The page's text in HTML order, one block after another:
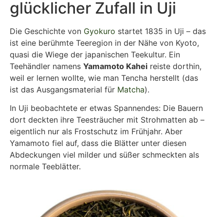
glücklicher Zufall in Uji
Die Geschichte von Gyokuro startet 1835 in Uji – das
ist eine berühmte Teeregion in der Nähe von Kyoto,
quasi die Wiege der japanischen Teekultur. Ein
Teehändler namens Yamamoto Kahei reiste dorthin,
weil er lernen wollte, wie man Tencha herstellt (das
ist das Ausgangsmaterial für Matcha).
In Uji beobachtete er etwas Spannendes: Die Bauern
dort deckten ihre Teesträucher mit Strohmatten ab –
eigentlich nur als Frostschutz im Frühjahr. Aber
Yamamoto fiel auf, dass die Blätter unter diesen
Abdeckungen viel milder und süßer schmeckten als
normale Teeblätter.